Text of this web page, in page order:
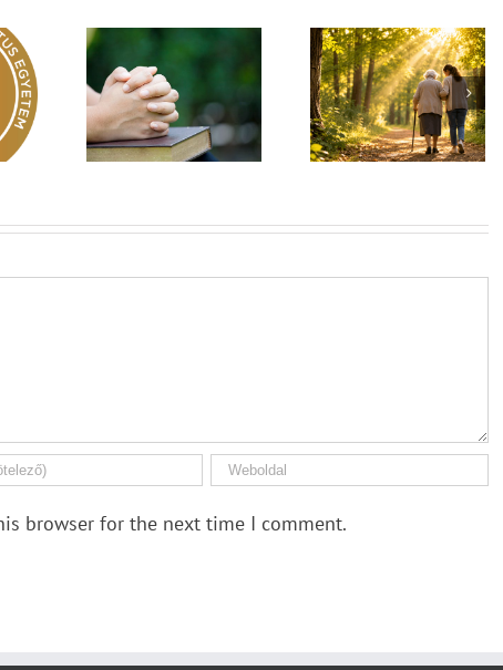
–
149
Egy fa kidől, messze
hangzik. Nő az erdő,
ki hallja? –
Diakónusok
vasárnapja – II. rész
Imádság éve 2026 –
El nem hagylak
téged
browser for the next time I comment.